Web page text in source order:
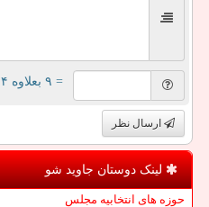
= ۹ بعلاوه ۴
ارسال نظر
لینک دوستان جاوید شو
حوزه های انتخابیه مجلس